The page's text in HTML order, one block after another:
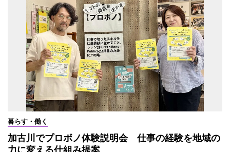
暮らす・働く
加古川でプロボノ体験説明会 仕事の経験を地域の
力に変える仕組み提案